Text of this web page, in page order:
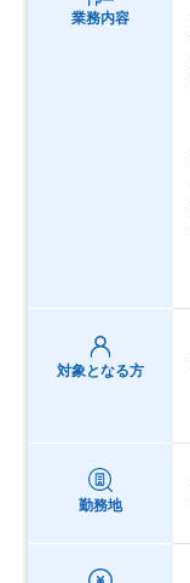
業務内容
対象となる方
勤務地